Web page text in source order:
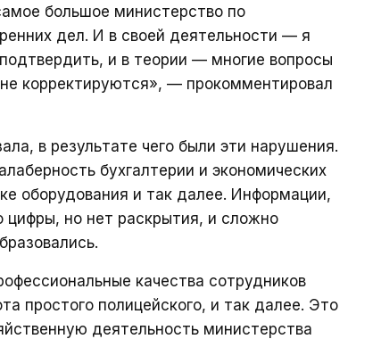
большое министерство по
дел. И в своей деятельности — я
и в теории — многие вопросы
корректируются», — прокомментировал
в результате чего были эти нарушения.
бухгалтерии и экономических
оборудования и так далее. Информации,
цифры, но нет раскрытия, и сложно
качества сотрудников
простого полицейского, и так далее. Это
деятельность министерства